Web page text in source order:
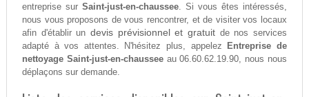
entreprise sur Saint-just-en-chaussee. Si vous êtes intéressés,
nous vous proposons de vous rencontrer, et de visiter vos locaux
afin d'établir un devis prévisionnel et gratuit de nos services
adapté à vos attentes. N'hésitez plus, appelez
Entreprise de
nettoyage Saint-just-en-chausseeau 06.60.62.19.90, nous nous
déplaçons sur demande.